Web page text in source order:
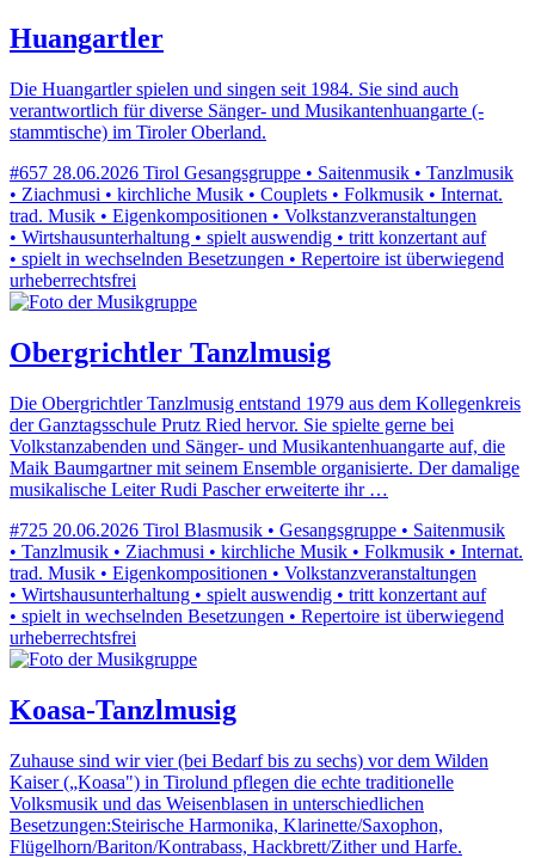
Huangartler
Die Huangartler spielen und singen seit 1984. Sie sind auch
verantwortlich für diverse Sänger- und Musikantenhuangarte (-
stammtische) im Tiroler Oberland.
#657 28.06.2026 Tirol Gesangsgruppe • Saitenmusik • Tanzlmusik
• Ziachmusi • kirchliche Musik • Couplets • Folkmusik • Internat.
trad. Musik • Eigenkompositionen • Volkstanzveranstaltungen
• Wirtshausunterhaltung • spielt auswendig • tritt konzertant auf
• spielt in wechselnden Besetzungen • Repertoire ist überwiegend
urheberrechtsfrei
Obergrichtler Tanzlmusig
Die Obergrichtler Tanzlmusig entstand 1979 aus dem Kollegenkreis
der Ganztagsschule Prutz Ried hervor. Sie spielte gerne bei
Volkstanzabenden und Sänger- und Musikantenhuangarte auf, die
Maik Baumgartner mit seinem Ensemble organisierte. Der damalige
musikalische Leiter Rudi Pascher erweiterte ihr …
#725 20.06.2026 Tirol Blasmusik • Gesangsgruppe • Saitenmusik
• Tanzlmusik • Ziachmusi • kirchliche Musik • Folkmusik • Internat.
trad. Musik • Eigenkompositionen • Volkstanzveranstaltungen
• Wirtshausunterhaltung • spielt auswendig • tritt konzertant auf
• spielt in wechselnden Besetzungen • Repertoire ist überwiegend
urheberrechtsfrei
Koasa-Tanzlmusig
Zuhause sind wir vier (bei Bedarf bis zu sechs) vor dem Wilden
Kaiser („Koasa") in Tirolund pflegen die echte traditionelle
Volksmusik und das Weisenblasen in unterschiedlichen
Besetzungen:Steirische Harmonika, Klarinette/Saxophon,
Flügelhorn/Bariton/Kontrabass, Hackbrett/Zither und Harfe.